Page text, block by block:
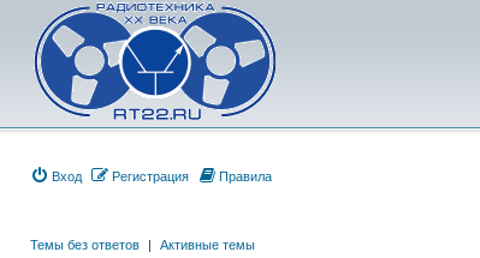
Вход Регистрация Правила
Темы без ответов | Активные темы